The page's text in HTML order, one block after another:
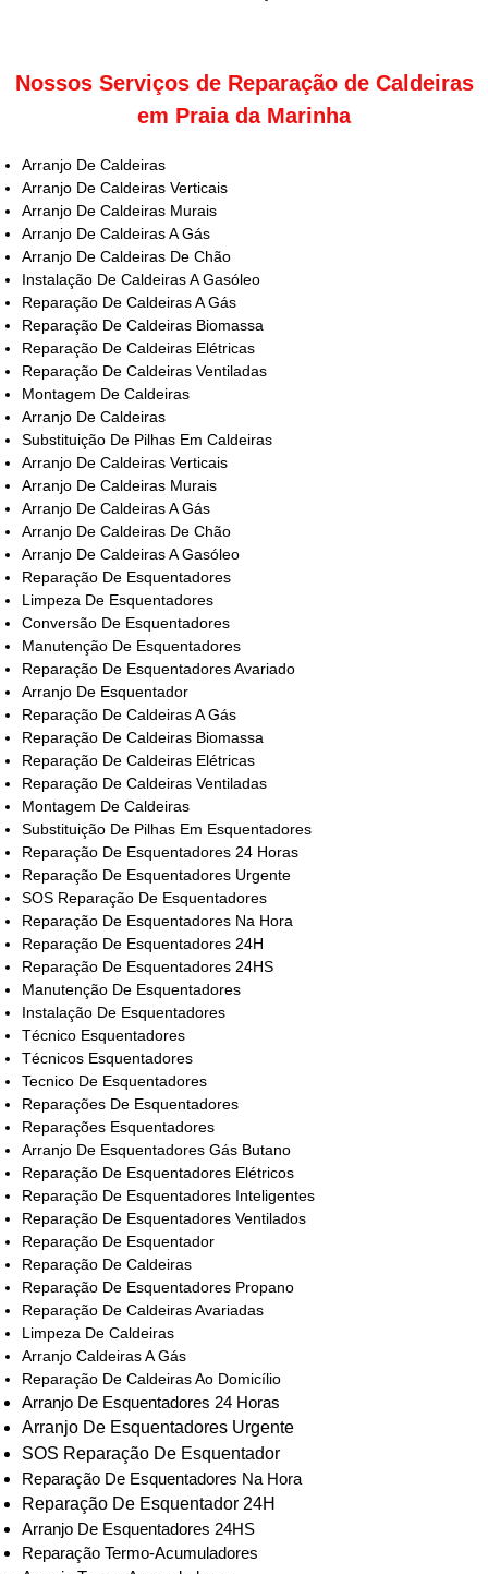
Nossos Serviços de Reparação de Caldeiras
em Praia da Marinha
Arranjo De Caldeiras
Arranjo De Caldeiras Verticais
Arranjo De Caldeiras Murais
Arranjo De Caldeiras A Gás
Arranjo De Caldeiras De Chão
Instalação De Caldeiras A Gasóleo
Reparação De Caldeiras A Gás
Reparação De Caldeiras Biomassa
Reparação De Caldeiras Elétricas
Reparação De Caldeiras Ventiladas
Montagem De Caldeiras
Arranjo De Caldeiras
Substituição De Pilhas Em Caldeiras
Arranjo De Caldeiras Verticais
Arranjo De Caldeiras Murais
Arranjo De Caldeiras A Gás
Arranjo De Caldeiras De Chão
Arranjo De Caldeiras A Gasóleo
Reparação De Esquentadores
Limpeza De Esquentadores
Conversão De Esquentadores
Manutenção De Esquentadores
Reparação De Esquentadores Avariado
Arranjo De Esquentador
Reparação De Caldeiras A Gás
Reparação De Caldeiras Biomassa
Reparação De Caldeiras Elétricas
Reparação De Caldeiras Ventiladas
Montagem De Caldeiras
Substituição De Pilhas Em Esquentadores
Reparação De Esquentadores 24 Horas
Reparação De Esquentadores Urgente
SOS Reparação De Esquentadores
Reparação De Esquentadores Na Hora
Reparação De Esquentadores 24H
Reparação De Esquentadores 24HS
Manutenção De Esquentadores
Instalação De Esquentadores
Técnico Esquentadores
Técnicos Esquentadores
Tecnico De Esquentadores
Reparações De Esquentadores
Reparações Esquentadores
Arranjo De Esquentadores Gás Butano
Reparação De Esquentadores Elétricos
Reparação De Esquentadores Inteligentes
Reparação De Esquentadores Ventilados
Reparação De Esquentador
Reparação De Caldeiras
Reparação De Esquentadores Propano
Reparação De Caldeiras Avariadas
Limpeza De Caldeiras
Arranjo Caldeiras A Gás
Reparação De Caldeiras Ao Domicílio
Arranjo De Esquentadores 24 Horas
Arranjo De Esquentadores Urgente
SOS Reparação De Esquentador
Reparação De Esquentadores Na Hora
Reparação De Esquentador 24H
Arranjo De Esquentadores 24HS
Reparação Termo-Acumuladores